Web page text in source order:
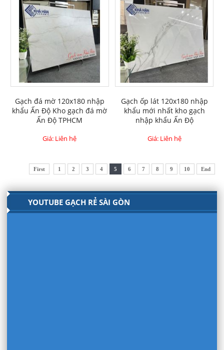
Gạch đá mờ 120x180 nhập
khẩu Ấn Độ Kho gạch đá mờ
Ấn Độ TPHCM
Giá: Liên hệ
Gạch ốp lát 120x180 nhập
khẩu mới nhất kho gạch
nhập khẩu Ấn Độ
Giá: Liên hệ
First 1 2 3 4 5 6 7 8 9 10 End
YOUTUBE GẠCH RẺ SÀI GÒN